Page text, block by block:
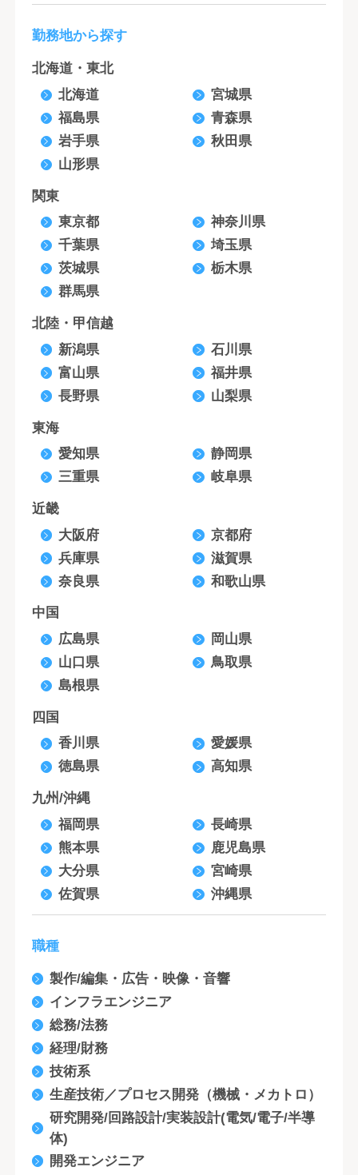
勤務地から探す
北海道・東北
北海道
宮城県
福島県
青森県
岩手県
秋田県
山形県
関東
東京都
神奈川県
千葉県
埼玉県
茨城県
栃木県
群馬県
北陸・甲信越
新潟県
石川県
富山県
福井県
長野県
山梨県
東海
愛知県
静岡県
三重県
岐阜県
近畿
大阪府
京都府
兵庫県
滋賀県
奈良県
和歌山県
中国
広島県
岡山県
山口県
鳥取県
島根県
四国
香川県
愛媛県
徳島県
高知県
九州/沖縄
福岡県
長崎県
熊本県
鹿児島県
大分県
宮崎県
佐賀県
沖縄県
職種
製作/編集・広告・映像・音響
インフラエンジニア
総務/法務
経理/財務
技術系
生産技術／プロセス開発（機械・メカトロ）
研究開発/回路設計/実装設計(電気/電子/半導
体)
開発エンジニア